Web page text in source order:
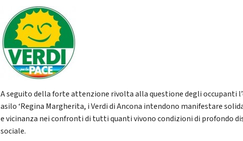
A seguito della forte attenzione rivolta alla questione degli occupanti
asilo ‘Regina Margherita, i Verdi di Ancona intendono manifestare
e vicinanza nei confronti di tutti quanti vivono condizioni di profondo
sociale.